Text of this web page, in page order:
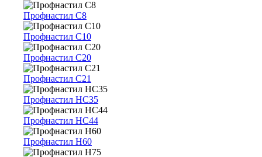
Профнастил С8
Профнастил С10
Профнастил С20
Профнастил С21
Профнастил НС35
Профнастил НС44
Профнастил Н60